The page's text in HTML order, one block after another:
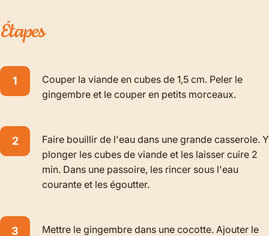
Étapes
Couper la viande en cubes de 1,5 cm. Peler le
gingembre et le couper en petits morceaux.
Faire bouillir de l'eau dans une grande casserole. Y
plonger les cubes de viande et les laisser cuire 2
min. Dans une passoire, les rincer sous l'eau
courante et les égoutter.
Mettre le gingembre dans une cocotte. Ajouter le